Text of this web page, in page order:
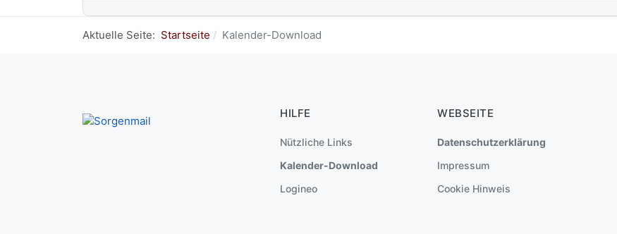
Aktuelle Seite: Startseite Kalender-Download
HILFE
Nützliche Links
Kalender-Download
Logineo
WEBSEITE
Datenschutzerklärung
Impressum
Cookie Hinweis